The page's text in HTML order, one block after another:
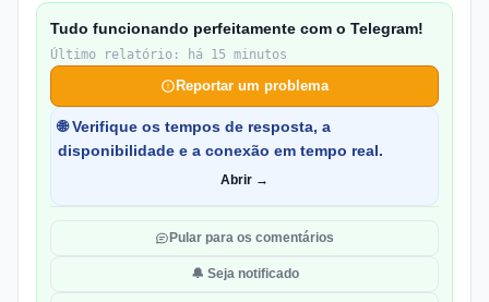
Tudo funcionando perfeitamente com o Telegram!
Último relatório: há 15 minutos
Reportar um problema
🌐 Verifique os tempos de resposta, a
disponibilidade e a conexão em tempo real.
Abrir →
Pular para os comentários
🔔 Seja notificado